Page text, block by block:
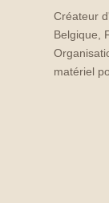
Créateur
Belgique,
matériel